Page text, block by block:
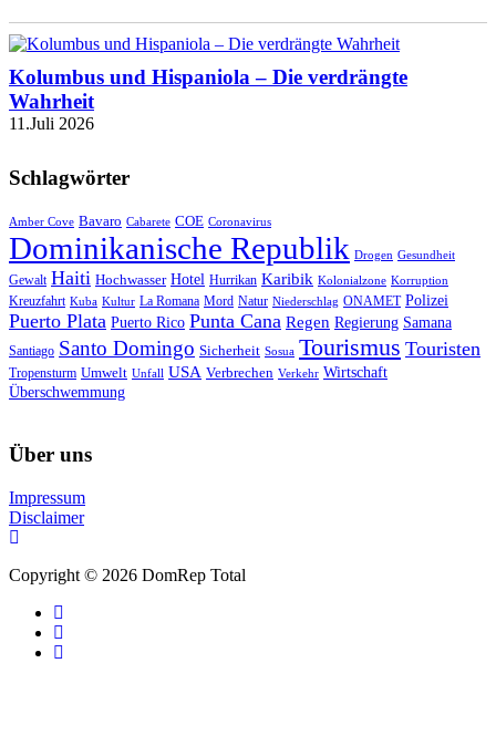
Kolumbus und Hispaniola – Die verdrängte
Wahrheit
11.Juli 2026
Schlagwörter
Amber Cove Bavaro Cabarete COE Coronavirus
Dominikanische Republik Drogen Gesundheit
Gewalt Haiti Hochwasser Hotel Hurrikan Karibik Kolonialzone Korruption
Kreuzfahrt Kuba Kultur La Romana Mord Natur Niederschlag ONAMET Polizei
Puerto Plata Puerto Rico Punta Cana Regen Regierung Samana
Santiago Santo Domingo Sicherheit Sosua Tourismus Touristen
Tropensturm Umwelt Unfall USA Verbrechen Verkehr Wirtschaft
Überschwemmung
Über uns
Impressum
Disclaimer
Copyright © 2026 DomRep Total